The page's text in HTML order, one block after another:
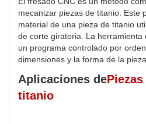
mecanizar piezas de titanio. Este
material de una pieza de titanio
de corte giratoria. La herramienta
un programa controlado por
dimensiones y la forma de la
Aplicaciones de
titanio